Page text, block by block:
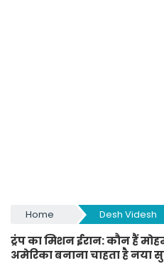
Home Desh Videsh
ट्रंप का मिशन ईरान: कौन हैं
अमेरिका बनाना चाहता है नया